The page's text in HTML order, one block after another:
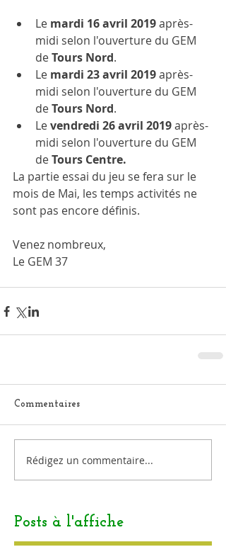
Le mardi 16 avril 2019 après-
midi selon l'ouverture du GEM
de Tours Nord.
Le mardi 23 avril 2019 après-
midi selon l'ouverture du GEM
de Tours Nord.
Le vendredi 26 avril 2019 après-
midi selon l'ouverture du GEM
de Tours Centre.
La partie essai du jeu se fera sur le
mois de Mai, les temps activités ne
sont pas encore définis.
Venez nombreux,
Le GEM 37
Commentaires
Rédigez un commentaire...
Posts à l'affiche